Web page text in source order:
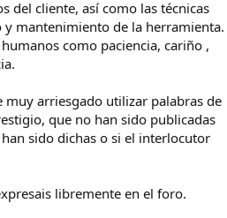
del cliente, así como las técnicas
mantenimiento de la herramienta.
como paciencia, cariño ,
muy arriesgado utilizar palabras de
que no han sido publicadas
sido dichas o si el interlocutor
libremente en el foro.